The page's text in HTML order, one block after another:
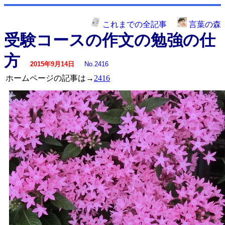
これまでの全記事 言葉の森
受験コースの作文の勉強の仕
方
2015年9月14日 No.2416
ホームページの記事は→ 2416